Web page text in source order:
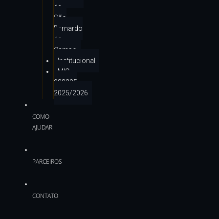
de
São
Bernardo
do
Campo
Institucional
MIC
988295
2025/2026
COMO
AJUDAR
PARCEIROS
CONTATO